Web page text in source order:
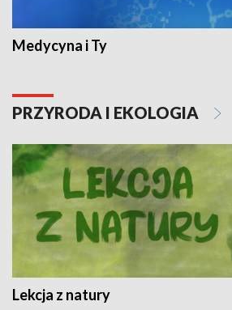
Medycyna i Ty
PRZYRODA I EKOLOGIA
Lekcja z natury